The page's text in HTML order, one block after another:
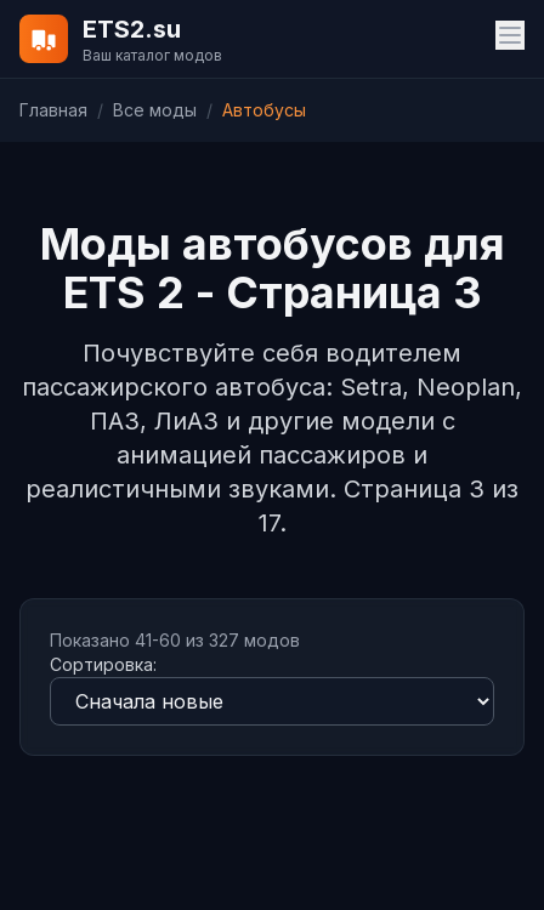
ETS2.su
Ваш каталог модов
Главная / Все моды / Автобусы
Моды автобусов для
ETS 2 - Страница 3
Почувствуйте себя водителем
пассажирского автобуса: Setra, Neoplan,
ПАЗ, ЛиАЗ и другие модели с
анимацией пассажиров и
реалистичными звуками. Страница 3 из
17.
Показано 41-60 из 327 модов
Сортировка: